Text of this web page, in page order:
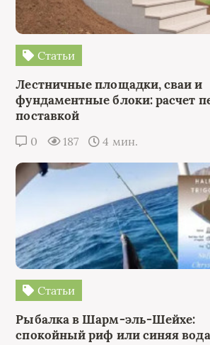
Статьи
Лестничные площадки, сваи и
фундаментные блоки: расчет
поставкой
0 187 4 мин.
Статьи
Рыбалка в Шарм-эль-Шейхе:
спокойный риф или синяя